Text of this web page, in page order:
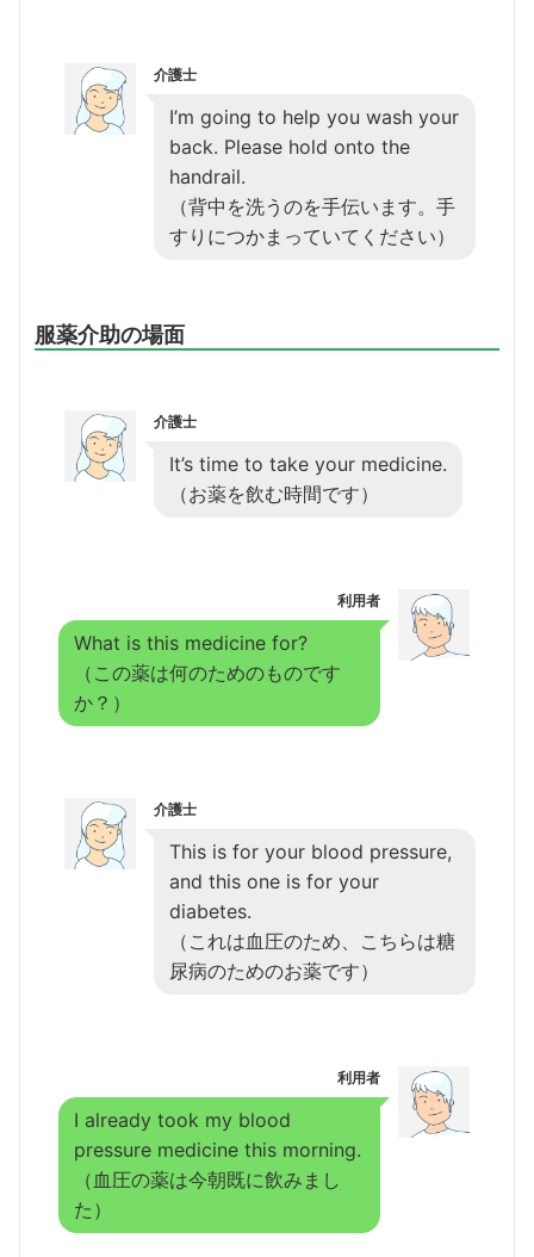
介護士
I’m going to help you wash your
back. Please hold onto the
handrail.
（背中を洗うのを手伝います。手
すりにつかまっていてください）
服薬介助の場面
介護士
It’s time to take your medicine.
（お薬を飲む時間です）
利用者
What is this medicine for?
（この薬は何のためのものです
か？）
介護士
This is for your blood pressure,
and this one is for your
diabetes.
（これは血圧のため、こちらは糖
尿病のためのお薬です）
利用者
I already took my blood
pressure medicine this morning.
（血圧の薬は今朝既に飲みまし
た）